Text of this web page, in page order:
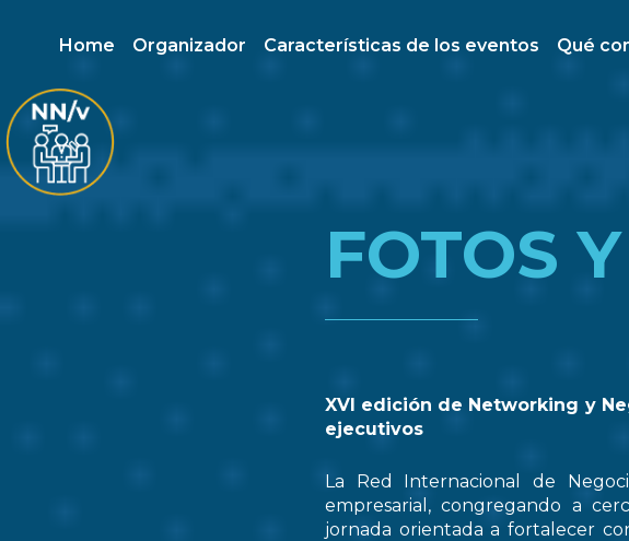
Home Organizador Características de los eventos Qué
FOTOS
XVI edición de Networking y
ejecutivos
La Red Internacional de
empresarial, congregando a
jornada orientada a fortalecer